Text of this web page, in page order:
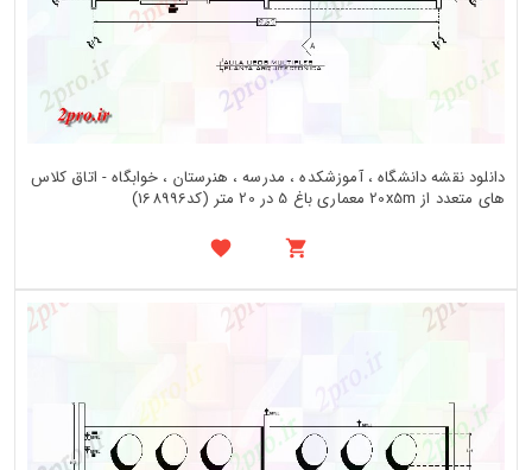
دانلود نقشه دانشگاه ، آموزشکده ، مدرسه ، هنرستان ، خوابگاه - اتاق کلاس
های متعدد از 20x5m معماری باغ 5 در 20 متر (کد168996)